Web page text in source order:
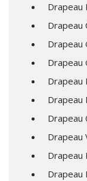
Drapeau
Drapeau
Drapeau
Drapeau
Drapeau
Drapeau
Drapeau
Drapeau
Drapeau
Drapeau